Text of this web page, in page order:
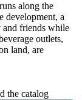
along the
development, a
and friends while
outlets,
land, are
the catalog